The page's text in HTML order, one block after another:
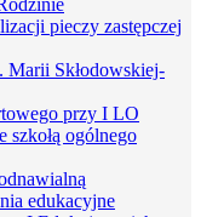
pieczy zastępczej
Marii Skłodowskiej-
przy I LO
szkołą ogólnego
edukacyjne